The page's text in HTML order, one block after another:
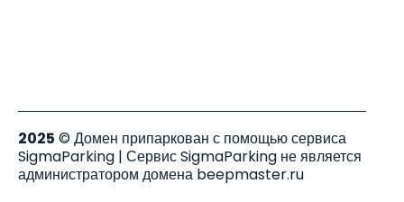
2025 © Домен припаркован с помощью сервиса
SigmaParking | Сервис SigmaParking не является
администратором домена beepmaster.ru